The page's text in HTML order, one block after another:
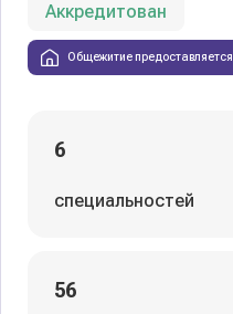
Аккредитован
Общежитие предоставляется
6
специальностей
56